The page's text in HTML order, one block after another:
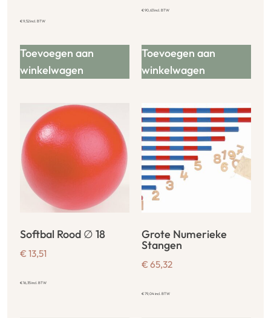
€9,52incl. BTW
Toevoegen aan
winkelwagen
€90,63incl. BTW
Toevoegen aan
winkelwagen
Softbal Rood ∅ 18
€ 13,51
€16,35incl. BTW
Grote Numerieke
Stangen
€ 65,32
€79,04incl. BTW